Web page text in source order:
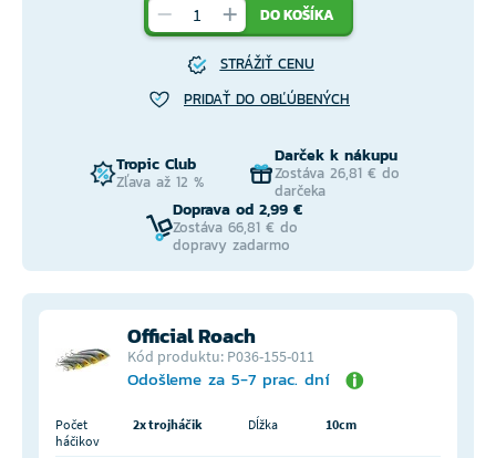
DO KOŠÍKA
STRÁŽIŤ CENU
PRIDAŤ DO OBĽÚBENÝCH
Tropic Club
Zľava až 12 %
Darček k nákupu
Zostáva 26,81 € do
darčeka
Doprava od 2,99 €
Zostáva 66,81 € do
dopravy zadarmo
Official Roach
Kód produktu: P036-155-011
Odošleme za 5-7 prac. dní
Počet
háčikov
2x trojháčik Dĺžka 10cm